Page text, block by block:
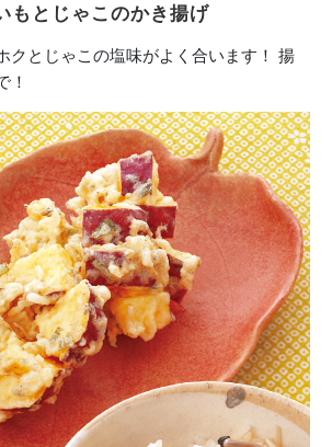
もとじゃこのかき揚げ
クとじゃこの塩味がよく合います！ 揚
！